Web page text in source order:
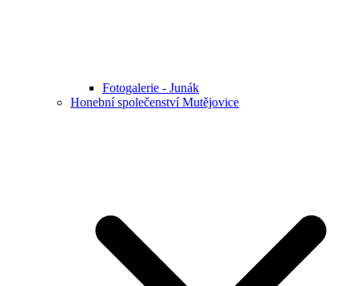
Fotogalerie - Junák
Honební společenství Mutějovice